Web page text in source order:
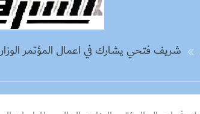
شريف فتحي يشارك في اعمال المؤتمر